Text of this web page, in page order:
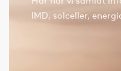
IMD, solceller,